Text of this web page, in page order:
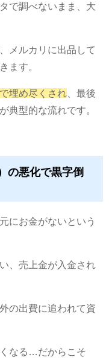
で調べないまま、大
メルカリに出品して
ます。
埋め尽くされ
、最後
典型的な流れです。
の悪化で黒字倒
にお金がないという
、売上金が入金され
の出費に追われて資
なる…だからこそ